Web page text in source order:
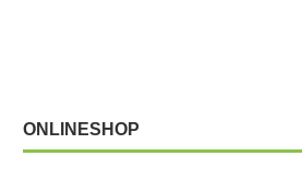
ONLINESHOP